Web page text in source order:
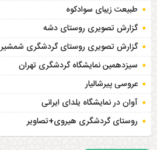
طبیعت زیبای سوادکوه
گزارش تصویری روستای دشه
گزارش تصویری روستای گردشگری شمشیر
سیزدهمین نمایشگاه گردشگری تهران
عروسی پیرشالیار
آوان در نمایشگاه یلدای ایرانی
روستای گردشگری هیروی+تصاویر